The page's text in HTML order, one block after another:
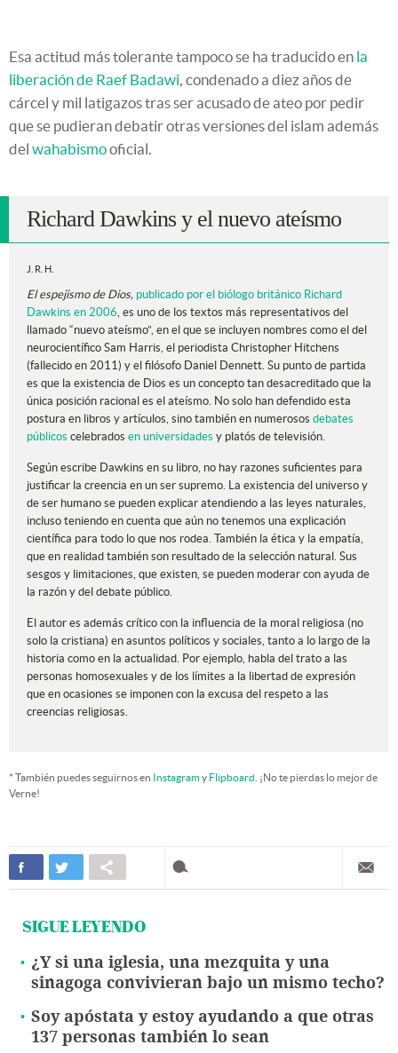
Esa actitud más tolerante tampoco se ha traducido en la
liberación de Raef Badawi, condenado a diez años de
cárcel y mil latigazos tras ser acusado de ateo por pedir
que se pudieran debatir otras versiones del islam además
del wahabismooficial.
Richard Dawkins y el nuevo ateísmo
J. R. H.
El espejismo de Dios, publicado por el biólogo británico Richard
Dawkins en 2006 , es uno de los textos más representativos del
llamado “nuevo ateísmo”, en el que se incluyen nombres como el del
neurocientífico Sam Harris, el periodista Christopher Hitchens
(fallecido en 2011) y el filósofo Daniel Dennett. Su punto de partida
es que la existencia de Dios es un concepto tan desacreditado que la
única posición racional es el ateísmo. No solo han defendido esta
postura en libros y artículos, sino también en numerosos debates
públicos celebrados en universidades y platós de televisión.
Según escribe Dawkins en su libro, no hay razones suficientes para
justificar la creencia en un ser supremo. La existencia del universo y
de ser humano se pueden explicar atendiendo a las leyes naturales,
incluso teniendo en cuenta que aún no tenemos una explicación
científica para todo lo que nos rodea. También la ética y la empatía,
que en realidad también son resultado de la selección natural. Sus
sesgos y limitaciones, que existen, se pueden moderar con ayuda de
la razón y del debate público.
El autor es además crítico con la influencia de la moral religiosa (no
solo la cristiana) en asuntos políticos y sociales, tanto a lo largo de la
historia como en la actualidad. Por ejemplo, habla del trato a las
personas homosexuales y de los límites a la libertad de expresión
que en ocasiones se imponen con la excusa del respeto a las
creencias religiosas.
* También puedes seguirnos en Instagramy Flipboard . ¡No te pierdas lo mejor de
Verne!
SIGUE LEYENDO
¿Y si una iglesia, una mezquita y una
sinagoga convivieran bajo un mismo techo?
Soy apóstata y estoy ayudando a que otras
137 personas también lo sean